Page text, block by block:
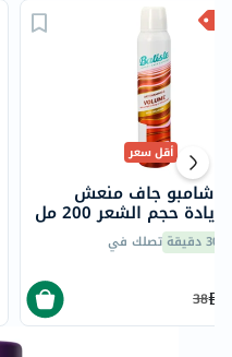
أقل سعر
شامبو جاف منعش
حجم الشعر 200 مل
30 دقيقة تصلك في
38